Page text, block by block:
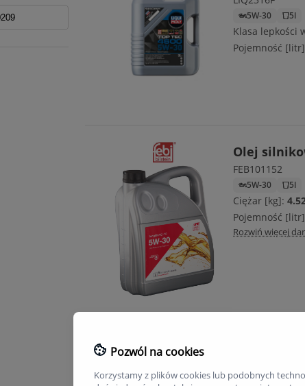
5W-30 5l
Klasa lepkości
Pojemność
Olej
FEB101152
5l
5W-30
Ciężar [kg]:
Pojemność
Rozwiń więcej
SAE 5W-30
Pozwól na cookies
Korzystamy z plików cookies lub podobnych